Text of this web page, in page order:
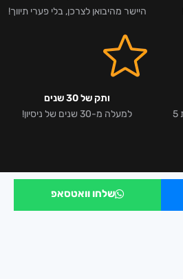
היישר מהיבואן לצרכן, בלי פערי תיווך!
אלפי לקוחות מרוצים וביקורות 5
ותק של 30 שנים
למעלה מ-30 שנים של ניסיון!
שלחו וואטסאפ